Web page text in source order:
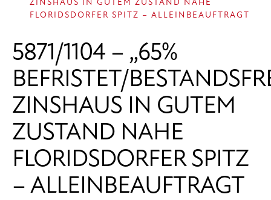
ZINSHAUS IN GUTEM ZUSTAND NAHE
FLORIDSDORFER SPITZ – ALLEINBEAUFTRAGT
5871/1104 – „65%
BEFRISTET/
ZINSHAUS IN GUTEM
ZUSTAND NAHE
FLORIDSDORFER SPITZ
– ALLEINBEAUFTRAGT